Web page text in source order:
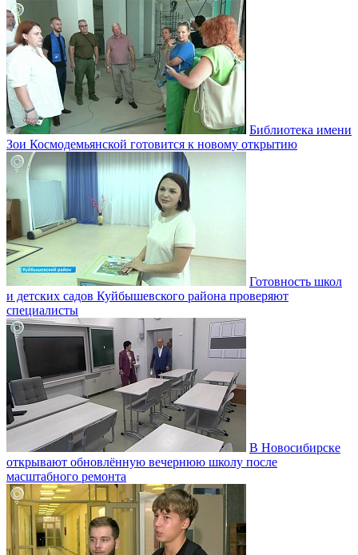
Библиотека имени
Зои Космодемьянской готовится к новому открытию
Готовность школ
и детских садов Куйбышевского района проверяют
специалисты
В Новосибирске
открывают обновлённую вечернюю школу после
масштабного ремонта